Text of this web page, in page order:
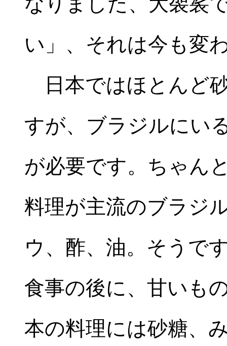
い」、それは今も変
日本ではほとんど
すが、ブラジルにい
が必要です。ちゃん
料理が主流のブラジ
ウ、酢、油。そうで
食事の後に、甘いも
本の料理には砂糖、